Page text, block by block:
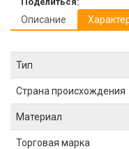
Описание
Тип
Страна происхождения
Материал
Торговая марка